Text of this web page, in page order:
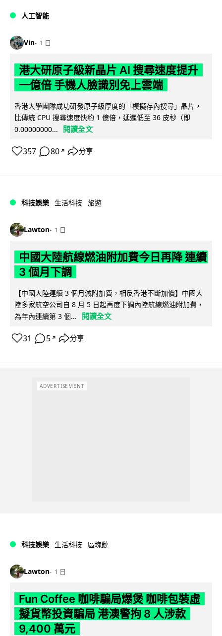
人工智能
Vin 1 日
港大研原子級新晶片 AI 搜尋速度提升
一億倍 手機人臉識別免上雲端
香港大學團隊成功研發原子級厚度的「模擬存內搜尋」晶片，
比傳統 CPU 搜尋速度快約 1 億倍，延遲低至 36 皮秒（即
0.00000000...
閱讀全文
357 80 ↗ 分享
科技娛樂 生活科技 旅遊
Lawton 1 日
中國大陸航線燃油附加費今日再降 連續
3 個月下調
【中國大陸連續 3 個月減附加費，相反香港不斷加價】中國大
陸多家航空公司自 8 月 5 日起再度下調內陸航線燃油附加費，
為年內連續第 3 個...
閱讀全文
31 5 ↗ 分享
ADVERTISEMENT
科技娛樂 生活科技 區塊鏈
Lawton 1 日
Fun Coffee 咖啡騙局爆煲 咖啡包裝虛
擬貨幣投資騙局 港澳警拘 8 人涉款
9,400 萬元